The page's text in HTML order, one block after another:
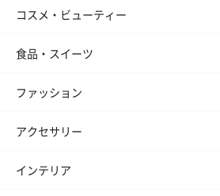
かき氷入浴剤4点セット
ハンドタオル・ハンカチ
コスメ・ビューティー
食品・スイーツ
ファッション
アクセサリー
インテリア